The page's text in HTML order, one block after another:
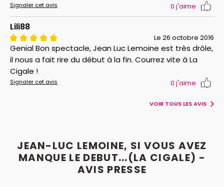
Signaler cet avis 0 j'aime
Lili88
Le 26 octobre 2016
Genial Bon spectacle, Jean Luc Lemoine est très drôle,
il nous a fait rire du début à la fin. Courrez vite à La
Cigale !
Signaler cet avis 0 j'aime
VOIR TOUS LES AVIS
JEAN-LUC LEMOINE, SI VOUS AVEZ
MANQUE LE DEBUT...(LA CIGALE) -
AVIS PRESSE